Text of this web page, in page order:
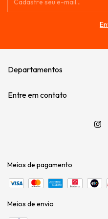
Departamentos
Entre em contato
Meios de pagamento
Meios de envio